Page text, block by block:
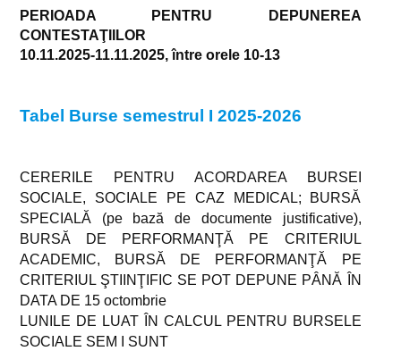
PERIOADA PENTRU DEPUNEREA
CONTESTAŢIILOR
10.11.2025-11.11.2025, între orele 10-13
Tabel Burse semestrul I 2025-2026
CERERILE PENTRU ACORDAREA BURSEI
SOCIALE, SOCIALE PE CAZ MEDICAL; BURSĂ
SPECIALĂ (pe bază de documente justificative),
BURSĂ DE PERFORMANŢĂ PE CRITERIUL
ACADEMIC, BURSĂ DE PERFORMANŢĂ PE
CRITERIUL ŞTIINŢIFIC SE POT DEPUNE PÂNĂ ÎN
DATA DE 15 octombrie
LUNILE DE LUAT ÎN CALCUL PENTRU BURSELE
SOCIALE SEM I SUNT